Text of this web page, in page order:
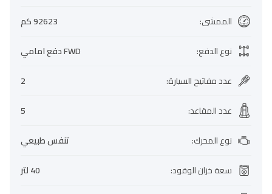
الممشى:
92623 كم
نوع الدفع:
FWD دفع امامي
عدد مفاتيح السيارة:
2
عدد المقاعد:
5
نوع المحرك:
تنفس طبيعي
سعة خزان الوقود:
40 لتر